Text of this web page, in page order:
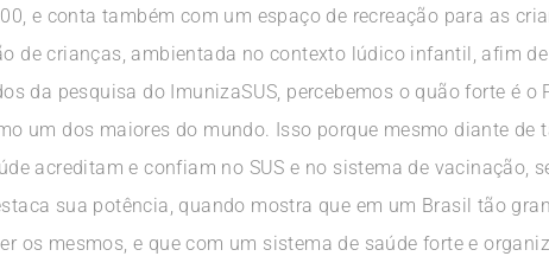
e conta também com um espaço de recreação para as
de crianças, ambientada no contexto lúdico infantil, afim
da pesquisa do ImunizaSUS, percebemos o quão forte é o
um dos maiores do mundo. Isso porque mesmo diante de
acreditam e confiam no SUS e no sistema de vacinação,
sua potência, quando mostra que em um Brasil tão
os mesmos, e que com um sistema de saúde forte e